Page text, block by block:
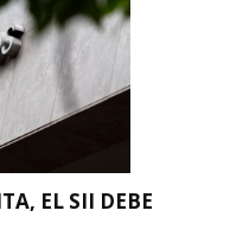
EL SII DEBE